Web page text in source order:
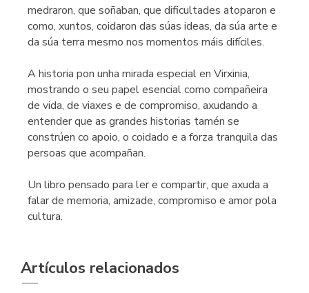
medraron, que soñaban, que dificultades atoparon e
como, xuntos, coidaron das súas ideas, da súa arte e
da súa terra mesmo nos momentos máis difíciles.
A historia pon unha mirada especial en Virxinia,
mostrando o seu papel esencial como compañeira
de vida, de viaxes e de compromiso, axudando a
entender que as grandes historias tamén se
constrúen co apoio, o coidado e a forza tranquila das
persoas que acompañan.
Un libro pensado para ler e compartir, que axuda a
falar de memoria, amizade, compromiso e amor pola
cultura.
Artículos relacionados